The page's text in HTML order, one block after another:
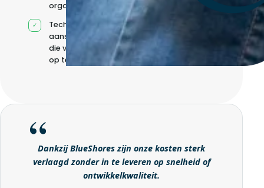
organisatie
Technische
aansturing zonder
die volledig intern
op te bouwen
Dankzij BlueShores zijn onze kosten sterk
verlaagd zonder in te leveren op snelheid of
ontwikkelkwaliteit.